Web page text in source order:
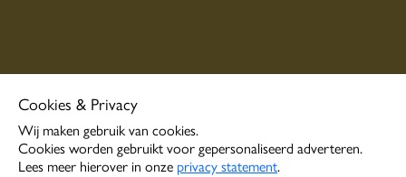
Cookies & Privacy
Wij maken gebruik van cookies.
Cookies worden gebruikt voor gepersonaliseerd adverteren.
Lees meer hierover in onze privacy statement.